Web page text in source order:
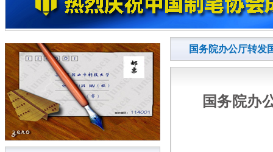
国务院办公厅转发
国务院办